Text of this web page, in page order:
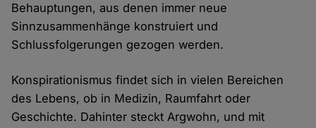
Behauptungen, aus denen immer neue
Sinnzusammenhänge konstruiert und
Schlussfolgerungen gezogen werden.
Konspirationismus findet sich in vielen Bereichen
des Lebens, ob in Medizin, Raumfahrt oder
Geschichte. Dahinter steckt Argwohn, und mit